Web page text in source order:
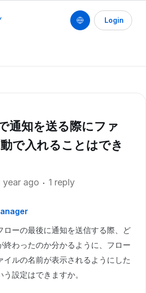
Login
通知を送る際にファ
で入れることはでき
year ago 1 reply
ローの最後に通知を送信する際、ど
終わったのか分かるように、フロー
イルの名前が表示されるようにした
設定はできますか。